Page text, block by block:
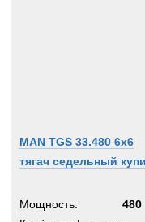
MAN TGS 33.480 6x6
тягач седельный
Мощность:
480